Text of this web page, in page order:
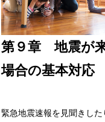
第９章 地震が
場合の基本対応
緊急地震速報を見聞きした